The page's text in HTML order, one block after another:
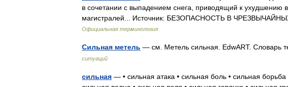
в сочетании с выпадением снега, приводящий к ухудшению
магистралей... Источник: БЕЗОПАСНОСТЬ В
Официальная терминология
Сильная метель — см. Метель сильная. EdwART.
ситуаций
сильная — • сильная атака • сильная боль • сильная